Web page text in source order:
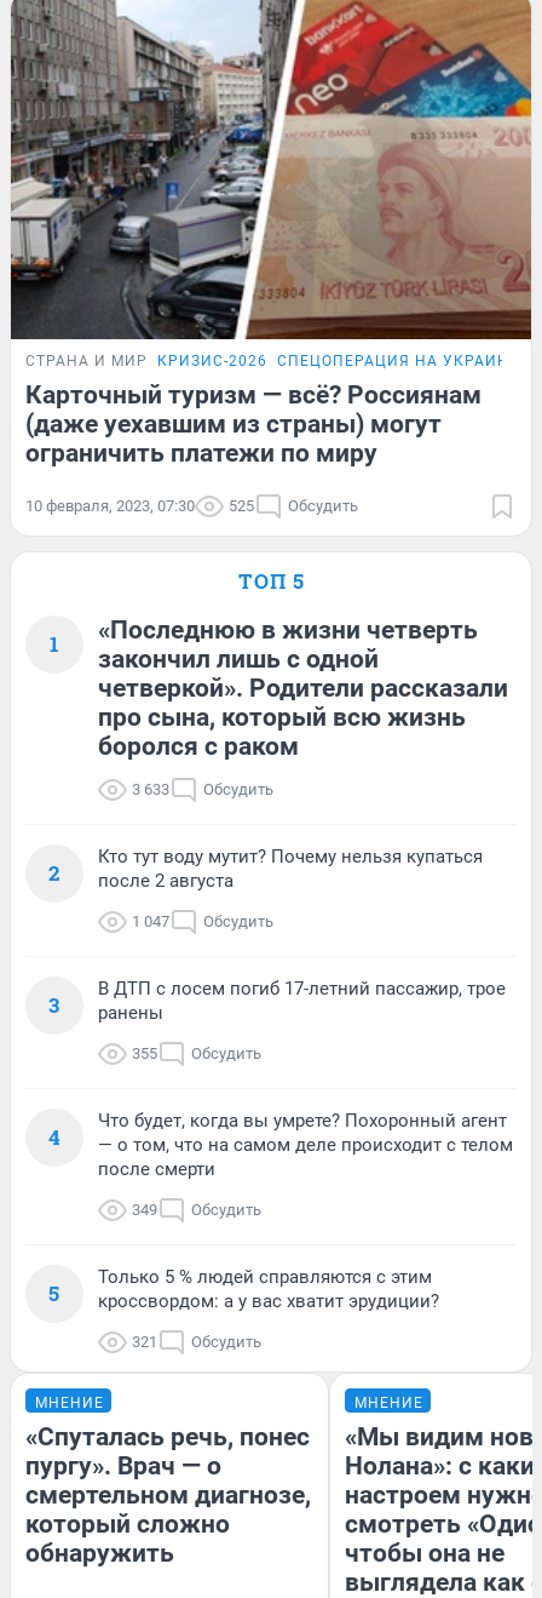
СТРАНА И МИР КРИЗИС-2026 СПЕЦОПЕРАЦИЯ НА УКРАИНЕ
Карточный туризм — всё? Россиянам
(даже уехавшим из страны) могут
ограничить платежи по миру
10 февраля, 2023, 07:30 525 Обсудить
ТОП 5
1
«Последнюю в жизни четверть
закончил лишь с одной
четверкой». Родители рассказали
про сына, который всю жизнь
боролся с раком
3 633 Обсудить
2
Кто тут воду мутит? Почему нельзя купаться
после 2 августа
1 047 Обсудить
3
В ДТП с лосем погиб 17-летний пассажир, трое
ранены
355 Обсудить
4
Что будет, когда вы умрете? Похоронный агент
— о том, что на самом деле происходит с телом
после смерти
349 Обсудить
5
Только 5 % людей справляются с этим
кроссвордом: а у вас хватит эрудиции?
321 Обсудить
МНЕНИЕ
«Спуталась речь, понес
пургу». Врач — о
смертельном диагнозе,
который сложно
обнаружить
МНЕНИЕ
«Мы видим
Нолана»: с
настроем
смотреть
чтобы она не
выглядела как